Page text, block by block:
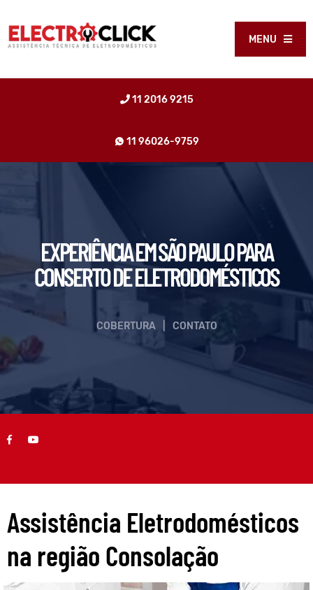
MENU
11 2016 9215
11 96026-9759
EXPERIÊNCIA EM SÃO PAULO PARA
CONSERTO DE ELETRODOMÉSTICOS
COBERTURA CONTATO
Assistência Eletrodomésticos
na região Consolação